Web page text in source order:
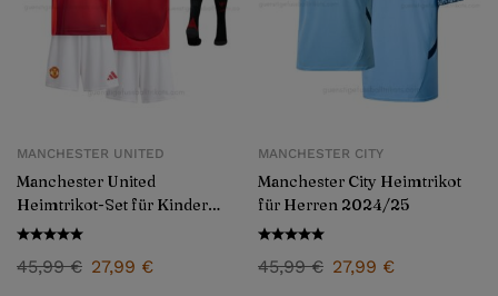
MANCHESTER UNITED
Manchester United
Heimtrikot-Set für Kinder
2024/25
45,99€ 27,99 €
MANCHESTER CITY
Manchester City Heimtrikot
für Herren 2024/25
45,99€ 27,99 €